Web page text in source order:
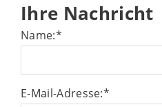
Ihre Nachricht
Name:*
E-Mail-Adresse:*